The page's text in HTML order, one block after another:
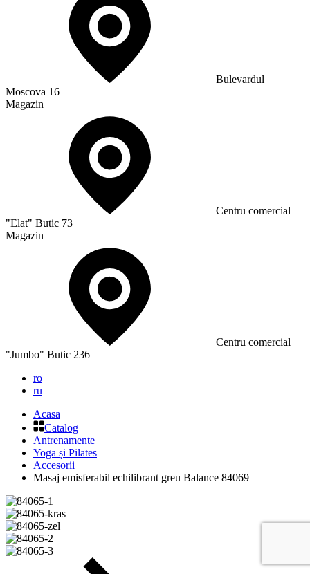
Bulevardul
Moscova 16
Magazin
Сentru comercial
"Elat" Butic 73
Magazin
Сentru comercial
"Jumbo" Butic 236
ro
ru
Acasa
Catalog
Antrenamente
Yoga și Pilates
Accesorii
Masaj emisferabil echilibrant greu Balance 84069